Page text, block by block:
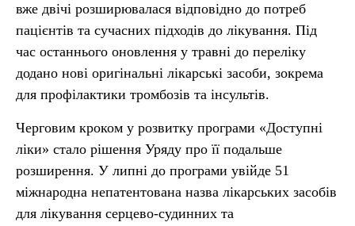
вже двічі розширювалася відповідно до потреб
пацієнтів та сучасних підходів до лікування. Під
час останнього оновлення у травні до переліку
додано нові оригінальні лікарські засоби, зокрема
для профілактики тромбозів та інсультів.
Черговим кроком у розвитку програми «Доступні
ліки» стало рішення Уряду про її подальше
розширення. У липні до програми увійде 51
міжнародна непатентована назва лікарських засобів
для лікування серцево-судинних та